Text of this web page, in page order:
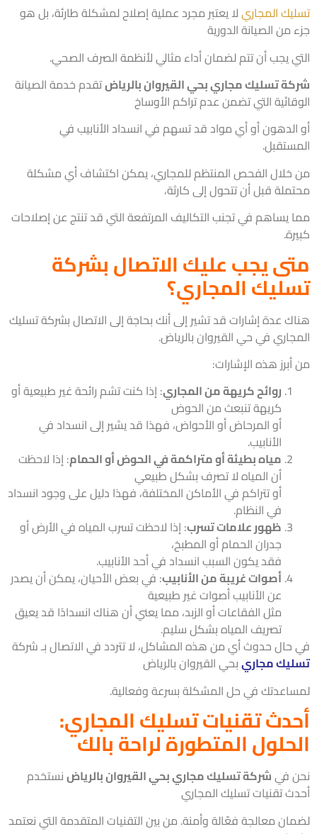
المجاريلا يعتبر مجرد عملية إصلاح لمشكلة طارئة، بل هو
الصيانة الدورية
يجب أن تتم لضمان أداء مثالي لأنظمة الصرف الصحي.
تسليك مجاري بحي القيروان بالرياضتقدم خدمة الصيانة
التي تضمن عدم تراكم الأوساخ
أو أي مواد قد تسهم في انسداد الأنابيب في
الفحص المنتظم للمجاري، يمكن اكتشاف أي مشكلة
قبل أن تتحول إلى كارثة،
يساهم في تجنب التكاليف المرتفعة التي قد تنتج عن إصلاحات
يجب عليك الاتصال بشركة
المجاري؟
عدة إشارات قد تشير إلى أنك بحاجة إلى الاتصال بشركة تسليك
في حي القيروان بالرياض.
هذه الإشارات:
روائح كريهة من المجاري: إذا كنت تشم رائحة غير طبيعية أو
كريهة تنبعث من الحوض
أو المرحاض أو الأحواض، فهذا قد يشير إلى انسداد في
الأنابيب.
مياه بطيئة أو متراكمة في الحوض أو الحمام: إذا لاحظت
أن المياه لا تصرف بشكل طبيعي
أو تتراكم في الأماكن المختلفة، فهذا دليل على وجود انسداد
في النظام.
ظهور علامات تسرب: إذا لاحظت تسرب المياه في الأرض أو
جدران الحمام أو المطبخ،
فقد يكون السبب انسداد في أحد الأنابيب.
أصوات غريبة من الأنابيب: في بعض الأحيان، يمكن أن يصدر
عن الأنابيب أصوات غير طبيعية
مثل الفقاعات أو الزبد، مما يعني أن هناك انسدادًا قد يعيق
تصريف المياه بشكل سليم.
حدوث أي من هذه المشاكل، لا تتردد في الاتصال بـ شركة
مجاريبحي القيروان بالرياض
في حل المشكلة بسرعة وفعالية.
تقنيات تسليك المجاري:
المتطورة لراحة بالك
فيشركة تسليك مجاري بحي القيروان بالرياضنستخدم
تقنيات تسليك المجاري
معالجة فعّالة وأمنة. من بين التقنيات المتقدمة التي نعتمد